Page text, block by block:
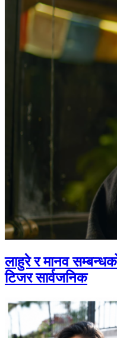
लाहुरे र मानव
टिजर सार्वजनिक